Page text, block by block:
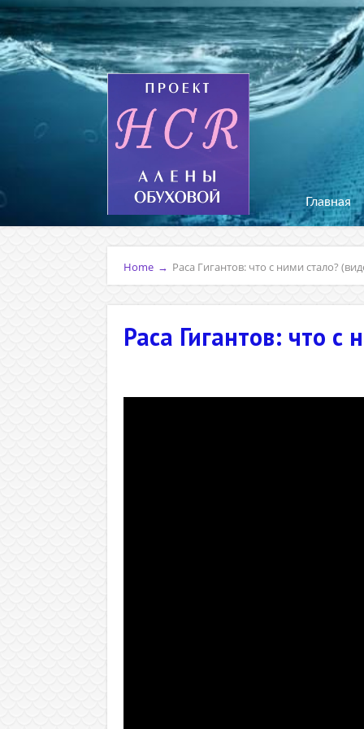
Главная
Home → Раса Гигантов: что с ними стало?
Раса Гигантов: что